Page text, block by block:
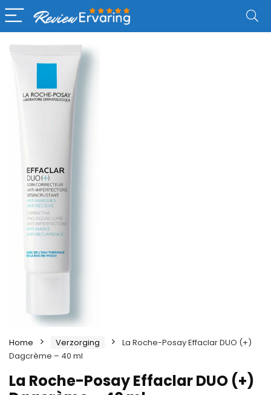
Home Verzorging
La Roche-Posay Effaclar DUO (+)
Dagcrème – 40 ml
La Roche-Posay Effaclar DUO (+)